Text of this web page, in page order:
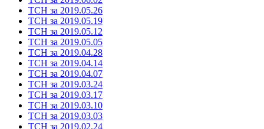
ТСН за 2019.05.26
ТСН за 2019.05.19
ТСН за 2019.05.12
ТСН за 2019.05.05
ТСН за 2019.04.28
ТСН за 2019.04.14
ТСН за 2019.04.07
ТСН за 2019.03.24
ТСН за 2019.03.17
ТСН за 2019.03.10
ТСН за 2019.03.03
ТСН за 2019.02.24